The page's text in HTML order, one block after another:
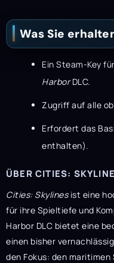
Was Sie
Ein Steam-Key für
HarborDLC.
Zugriff auf alle
Erfordert das
enthalten).
ÜBER CITIES:
Cities: Skylinesist eine
für ihre Spieltiefe und
Harbor DLC bietet eine
einen bisher
den Fokus: den maritimen